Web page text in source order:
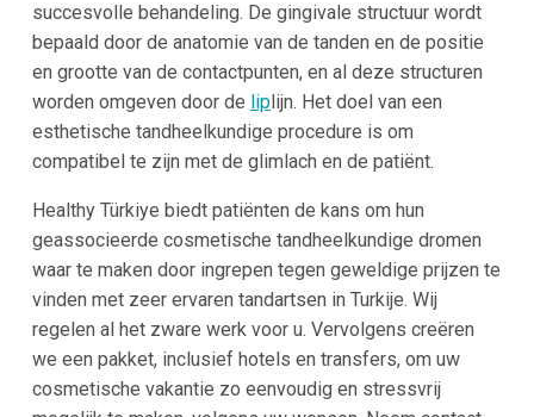
succesvolle behandeling. De gingivale structuur wordt
bepaald door de anatomie van de tanden en de positie
en grootte van de contactpunten, en al deze structuren
worden omgeven door de liplijn. Het doel van een
esthetische tandheelkundige procedure is om
compatibel te zijn met de glimlach en de patiënt.
Healthy Türkiye biedt patiënten de kans om hun
geassocieerde cosmetische tandheelkundige dromen
waar te maken door ingrepen tegen geweldige prijzen te
vinden met zeer ervaren tandartsen in Turkije. Wij
regelen al het zware werk voor u. Vervolgens creëren
we een pakket, inclusief hotels en transfers, om uw
cosmetische vakantie zo eenvoudig en stressvrij